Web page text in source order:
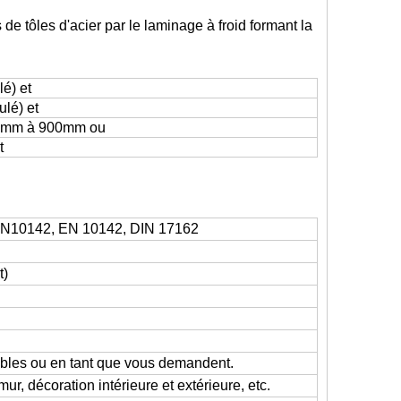
tôles d'acier par le laminage à froid formant la
et
et
à 900mm ou
EN 10142, DIN 17162
ou en tant que vous demandent.
décoration intérieure et extérieure, etc.